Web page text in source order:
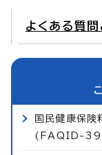
よくある質問
国民健康保険
(FAQID-